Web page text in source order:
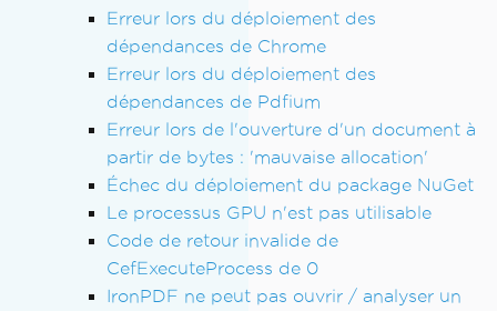
Erreur lors du déploiement des
dépendances de Chrome
Erreur lors du déploiement des
dépendances de Pdfium
Erreur lors de l'ouverture d'un document à
partir de bytes : 'mauvaise allocation'
Échec du déploiement du package NuGet
Le processus GPU n'est pas utilisable
Code de retour invalide de
CefExecuteProcess de 0
IronPDF ne peut pas ouvrir / analyser un